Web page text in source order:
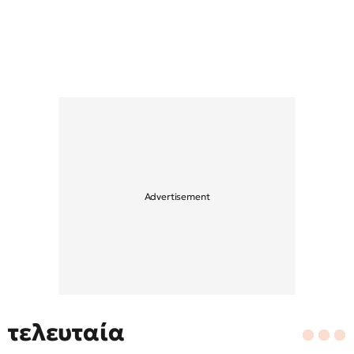
τελευταία